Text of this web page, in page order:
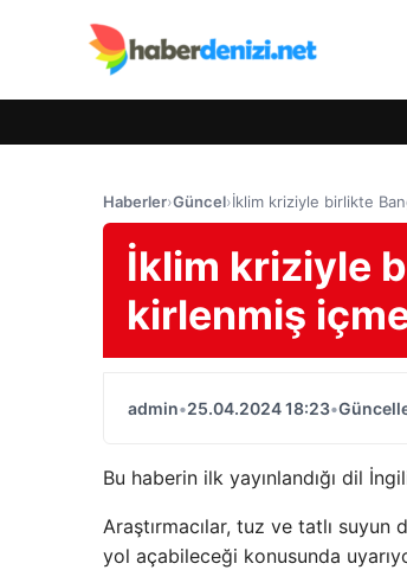
Haberler›Güncel›İklim kriziyle birlikte
İklim kriziyle
kirlenmiş
admin•25.04.2024 18:23•
Bu haberin ilk yayınlandığı dil
Araştırmacılar, tuz ve tatlı suyun
yol açabileceği konusunda